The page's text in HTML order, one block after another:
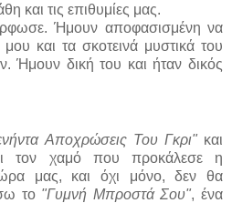
και τις επιθυμίες μας.
Ήμουν αποφασισμένη να
και τα σκοτεινά μυστικά του
Ήμουν δική του και ήταν δικός
Αποχρώσεις Του Γκρι"και
τον χαμό που προκάλεσε η
μας, και όχι μόνο, δεν θα
το "Γυμνή Μπροστά Σου", ένα